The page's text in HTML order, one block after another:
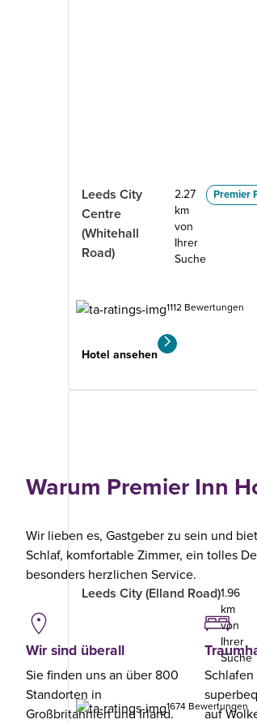
Leeds City
Centre
(Whitehall
Road)
2.27
km
von
Ihrer
Suche
Premier
1112 Bewertungen
Hotel ansehen
Leeds City (Elland Road)1.96
km
von
Ihrer
Suche
1674 Bewertungen
Warum Premier Inn
Wir lieben es, Gastgeber zu sein und
Schlaf, komfortable Zimmer, ein tolles
besonders herzlichen Service.
Wir sind überall
Sie finden uns an über 800
Standorten in
Großbritannien und Irland.
auf